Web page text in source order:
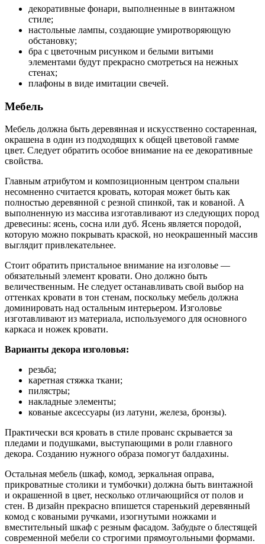
декоративные фонари, выполненные в винтажном
стиле;
настольные лампы, создающие умиротворяющую
обстановку;
бра с цветочным рисунком и белыми витыми
элементами будут прекрасно смотреться на нежных
стенах;
плафоны в виде имитации свечей.
Мебель
Мебель должна быть деревянная и искусственно состаренная,
окрашена в один из подходящих к общей цветовой гамме
цвет. Следует обратить особое внимание на ее декоративные
свойства.
Главным атрибутом и композиционным центром спальни
несомненно считается кровать, которая может быть как
полностью деревянной с резной спинкой, так и кованой. А
выполненную из массива изготавливают из следующих пород
древесины: ясень, сосна или дуб. Ясень является породой,
которую можно покрывать краской, но неокрашенный массив
выглядит привлекательнее.
Стоит обратить пристальное внимание на изголовье —
обязательный элемент кровати. Оно должно быть
величественным. Не следует останавливать свой выбор на
оттенках кровати в тон стенам, поскольку мебель должна
доминировать над остальным интерьером. Изголовье
изготавливают из материала, используемого для основного
каркаса и ножек кровати.
Варианты декора изголовья:
резьба;
каретная стяжка ткани;
пилястры;
накладные элементы;
кованые аксессуары (из латуни, железа, бронзы).
Практически вся кровать в стиле прованс скрывается за
пледами и подушками, выступающими в роли главного
декора. Созданию нужного образа помогут балдахины.
Остальная мебель (шкаф, комод, зеркальная оправа,
прикроватные столики и тумбочки) должна быть винтажной
и окрашенной в цвет, несколько отличающийся от полов и
стен. В дизайн прекрасно впишется старенький деревянный
комод с коваными ручками, изогнутыми ножками и
вместительный шкаф с резным фасадом. Забудьте о блестящей
современной мебели со строгими прямоугольными формами.